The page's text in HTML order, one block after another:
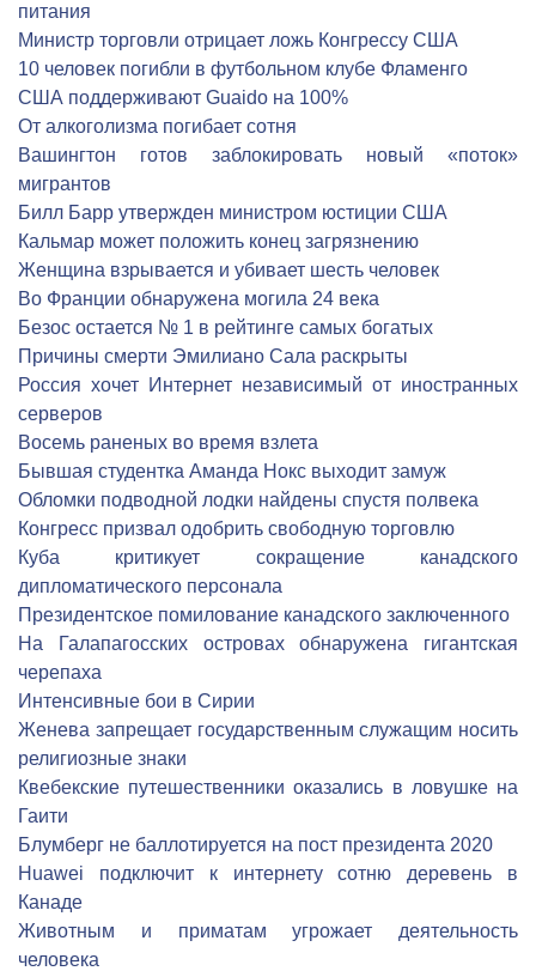
питания
Министр торговли отрицает ложь Конгрессу США
10 человек погибли в футбольном клубе Фламенго
США поддерживают Guaido на 100%
От алкоголизма погибает сотня
Вашингтон готов заблокировать новый «поток»
мигрантов
Билл Барр утвержден министром юстиции США
Кальмар может положить конец загрязнению
Женщина взрывается и убивает шесть человек
Во Франции обнаружена могила 24 века
Безос остается № 1 в рейтинге самых богатых
Причины смерти Эмилиано Сала раскрыты
Россия хочет Интернет независимый от иностранных
серверов
Восемь раненых во время взлета
Бывшая студентка Аманда Нокс выходит замуж
Обломки подводной лодки найдены спустя полвека
Конгресс призвал одобрить свободную торговлю
Куба критикует сокращение канадского
дипломатического персонала
Президентское помилование канадского заключенного
На Галапагосских островах обнаружена гигантская
черепаха
Интенсивные бои в Сирии
Женева запрещает государственным служащим носить
религиозные знаки
Квебекские путешественники оказались в ловушке на
Гаити
Блумберг не баллотируется на пост президента 2020
Huawei подключит к интернету сотню деревень в
Канаде
Животным и приматам угрожает деятельность
человека